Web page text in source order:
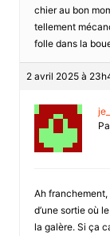
chier au bon
tellement
folle dans la
2 avril 2025 à
Ah franchement,
d’une sortie où
la galère. Si ça